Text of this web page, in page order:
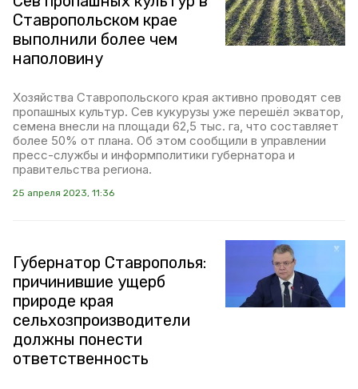
Ставропольском крае
выполнили более чем
наполовину
Хозяйства Ставропольского края активно проводят сев
пропашных культур. Сев кукурузы уже перешёл экватор,
семена внесли на площади 62,5 тыс. га, что составляет
более 50% от плана. Об этом сообщили в управлении
пресс-службы и информполитики губернатора и
правительства региона.
25 апреля 2023, 11:36
Губернатор Ставрополья:
причинившие ущерб
природе края
сельхозпроизводители
должны понести
ответственность